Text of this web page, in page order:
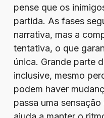
pense que os
partida. As fases
narrativa, mas a
tentativa, o que
única. Grande parte
inclusive, mesmo
podem haver
passa uma